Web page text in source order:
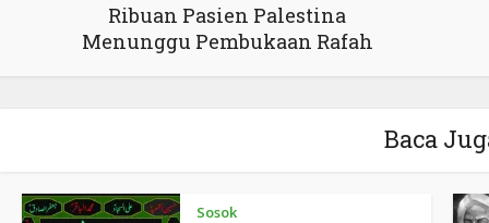
Ribuan Pasien Palestina
Menunggu Pembukaan Rafah
Baca
Sosok